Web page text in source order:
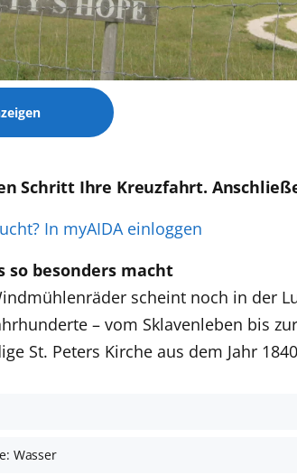
Schritt Ihre Kreuzfahrt.
In myAIDA einloggen
so besonders macht
scheint noch in der
– vom Sklavenleben bis
St. Peters Kirche aus dem Jahr
Wasser